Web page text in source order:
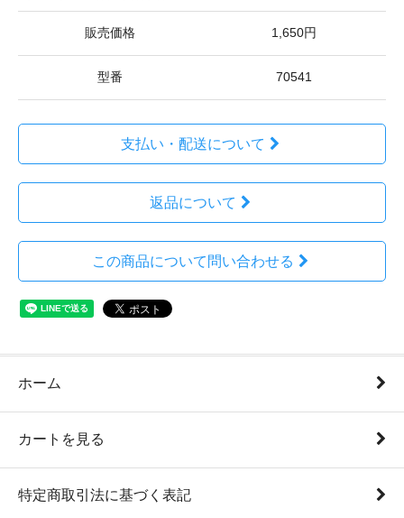
販売価格 1,650円
型番 70541
支払い・配送について
返品について
この商品について問い合わせる
ホーム
カートを見る
特定商取引法に基づく表記